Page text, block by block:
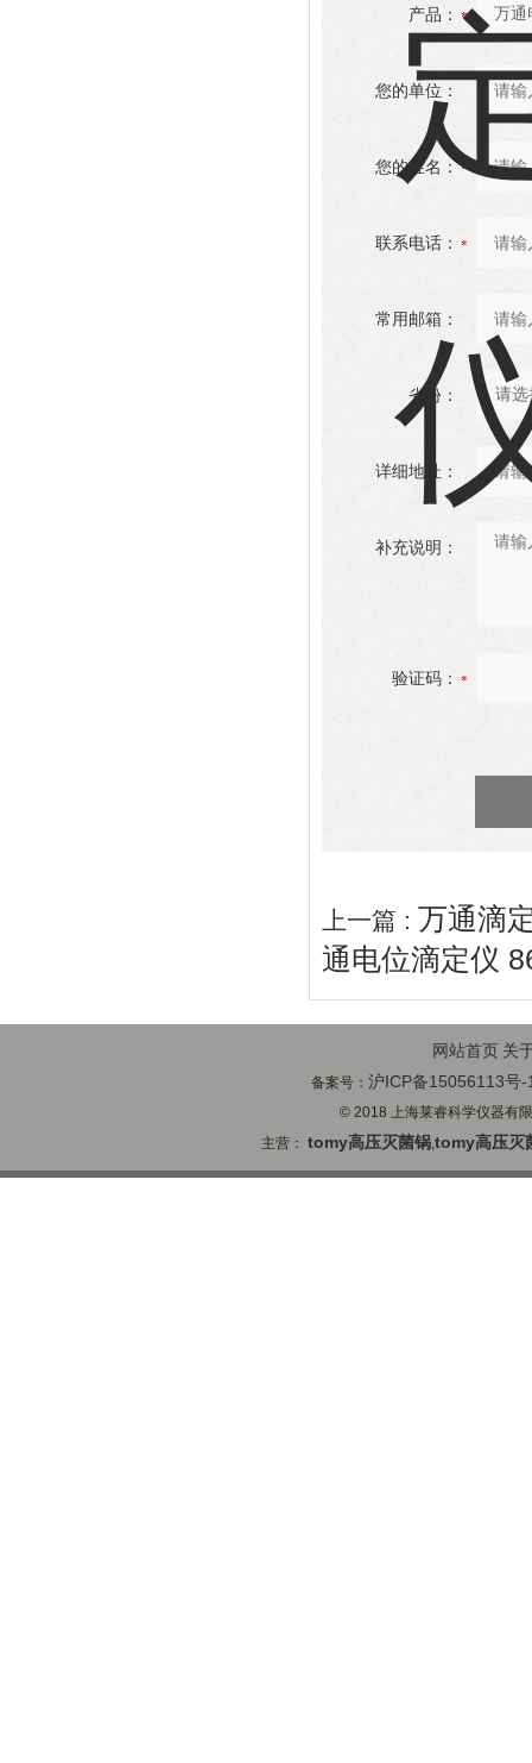
产品：
您的单位：
您的姓名：
联系电话：
常用邮箱：
省份：
详细地址：
补充说明：
验证码：
上一篇 : 万通滴
通电位滴定仪
网站首页 关
备案号：沪ICP备15056113号-
© 2018 上海莱睿科学仪器有
主营：tomy高压灭菌锅,tomy高压灭